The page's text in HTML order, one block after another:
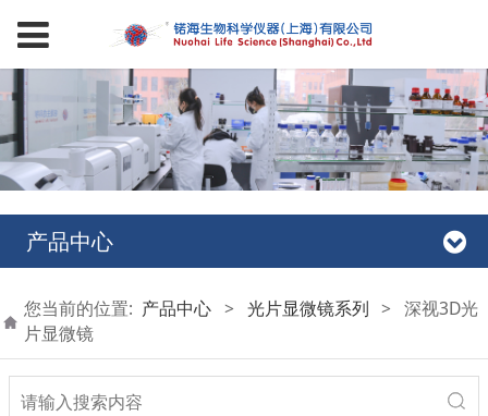
产品中心
您当前的位置: 产品中心 > 光片显微镜系列 >
深视3D光
片显微镜